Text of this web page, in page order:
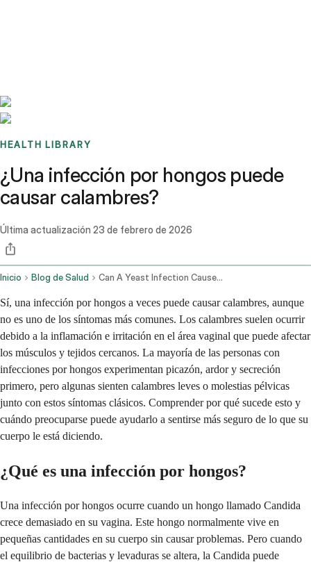
HEALTH LIBRARY
¿Una infección por hongos puede
causar calambres?
Última actualización 23 de febrero de 2026
Inicio Blog de Salud Can A Yeast Infection Cause Cramping
Sí, una infección por hongos a veces puede causar calambres, aunque
no es uno de los síntomas más comunes. Los calambres suelen ocurrir
debido a la inflamación e irritación en el área vaginal que puede afectar
los músculos y tejidos cercanos. La mayoría de las personas con
infecciones por hongos experimentan picazón, ardor y secreción
primero, pero algunas sienten calambres leves o molestias pélvicas
junto con estos síntomas clásicos. Comprender por qué sucede esto y
cuándo preocuparse puede ayudarlo a sentirse más seguro de lo que su
cuerpo le está diciendo.
¿Qué es una infección por hongos?
Una infección por hongos ocurre cuando un hongo llamado Candida
crece demasiado en su vagina. Este hongo normalmente vive en
pequeñas cantidades en su cuerpo sin causar problemas. Pero cuando
el equilibrio de bacterias y levaduras se altera, la Candida puede